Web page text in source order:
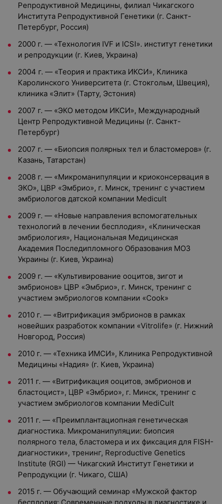
Репродуктивной Медицины, филиал Чикагского
Института Репродуктивной Генетики (г. Санкт-
Петербург, Россия)
2000 г. — «Технология IVF и ICSI». институт генетики
и репродукции (г. Киев, Украина)
2004 г. — «Теория и практика ИКСИ», Клиника
Каролинского Университета (г. Стокгольм, Швеция),
клиника «Элит» (Тарту, Эстония)
2007 г. — «ЭКО методом ИКСИ», Международный
Центр Репродуктивной Медицины (г. Санкт-
Петербург)
2007 г. — «Биопсия полярных тел и бластомеров» (г.
Казань, Татарстан)
2008 г. — «Микроманипуляции и криоконсервация в
ЭКО», ЦВР «Эмбрио», г. Минск, тренинг с участием
эмбриологов датской компании Medicult
2009 г. — «Новые направления вспомогательных
технологий в лечении бесплодия», «Клиническая
эмбриология», Национальная Медицинская
Академия Последипломного Образования МОЗ
Украины (г. Киев, Украина)
2009 г. — «Культивирование ооцитов, зигот и
эмбрионов» ЦВР «Эмбрио», г. Минск, тренинг с
участием эмбриологов компании «Cook»
2010 г. — «Витрификация эмбрионов в рамках
новейших разработок компании «Vitrolife» (г. Нижний
Новгород, Россия)
2010 г. — «Техника ИМСИ», Клиника Репродуктивной
Медицины «Надия» (г. Киев, Украина)
2011 г. — «Витрификация ооцитов, эмбрионов и
бластоцист», ЦВР «Эмбрио», г. Минск, тренинг с
участием эмбриологов компании MediCult
2011 г. — «Преимплантациопная генетическая
диагностика. Микроманипуляции: биопсия
полярного тела, бластомера и их фиксация для FISH-
диагностики», тренинг, Reproductive Genetics
Institute (RGI) — Чикагский Институт Генетики и
Репродукции (г. Чикаго, США)
2015 г. — Обучающий семинар «Мужской фактор